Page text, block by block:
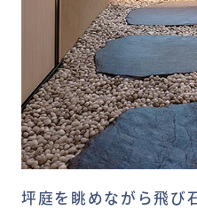
坪庭を眺めながら飛び